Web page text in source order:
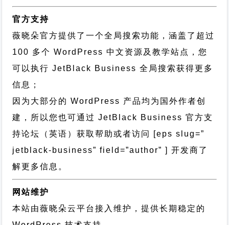
官方支持
薇晓朵官方提供了一个全局搜索功能，涵盖了超过
100 多个 WordPress 中文资源及教学站点，您
可以执行 JetBlack Business 全局搜索获得更多
信息；
因为大部分的 WordPress 产品均为国外作者创
建，所以您也可通过JetBlack Business 官方支
持论坛
（英语）获取帮助或者访问 [eps slug=”
jetblack-business” field=”author” ] 开发商了
解更多信息。
网站维护
本站由薇晓朵云平台接入维护，提供长期稳定的